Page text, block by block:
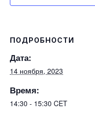
ПОДРОБНОСТИ
Дата:
14 ноября, 2023
Время:
14:30 - 15:30 CET